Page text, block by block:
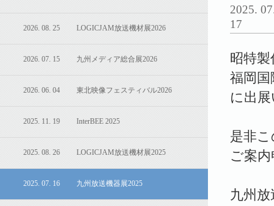
2026. 08. 25 LOGICJAM放送機材展2026
2026. 07. 15 九州メディア総合展2026
2026. 06. 04 東北映像フェスティバル2026
2025. 11. 19 InterBEE 2025
2025. 08. 26 LOGICJAM放送機材展2025
2025. 07. 16 九州放送機器展2025
2025.
17
昭特製
福岡国
に出
是非
ご案
九州